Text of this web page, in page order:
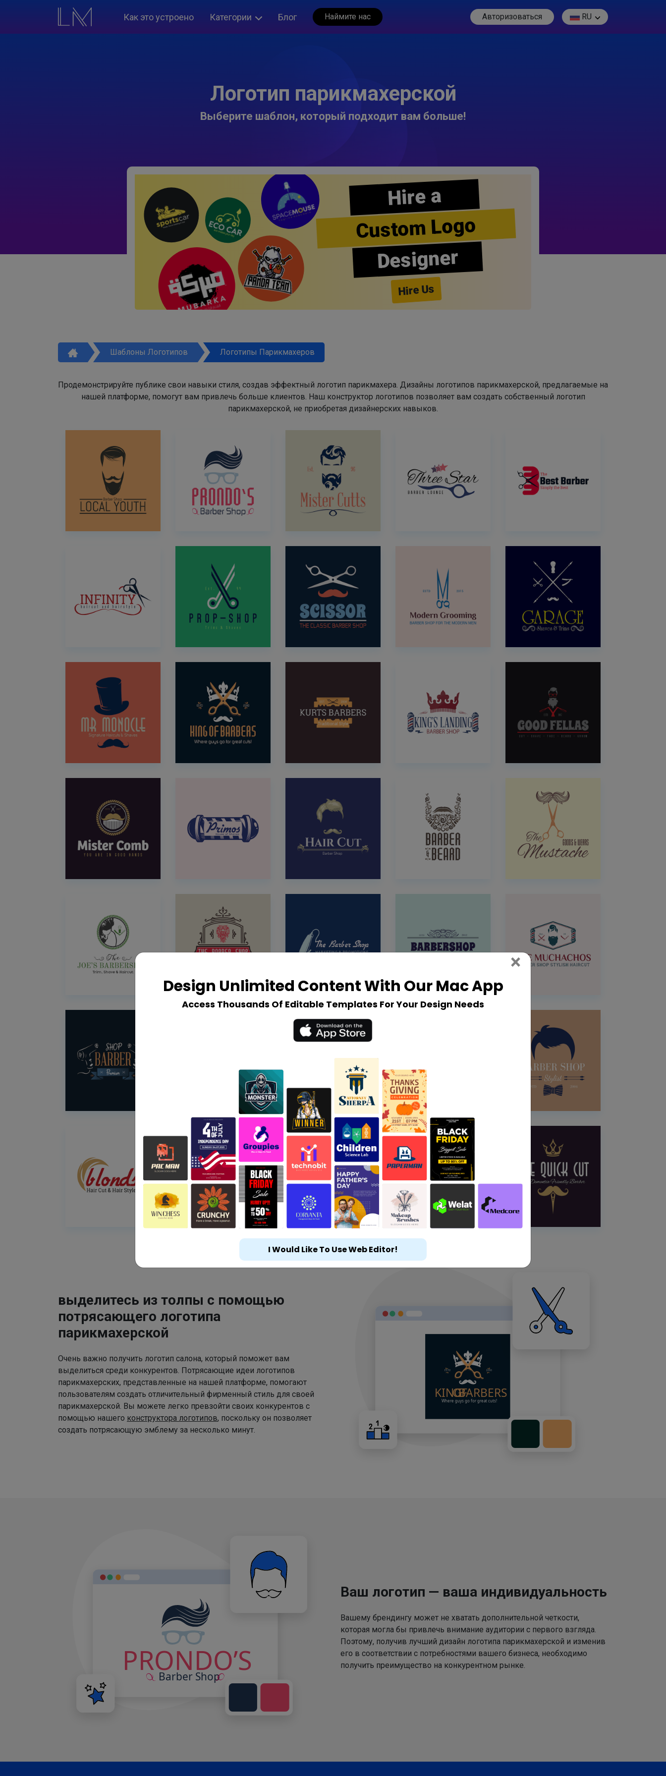
Как это устроено Категории Блог Наймите нас Авторизоваться RU
Логотип парикмахерской
Выберите шаблон, который подходит вам больше!
Hire a
Custom Logo
Designer
Hire Us
Шаблоны Логотипов Логотипы Парикмахеров
Продемонстрируйте публике свои навыки стиля, создав эффектный логотип парикмахера. Дизайны логотипов парикмахерской, предлагаемые на
нашей платформе, помогут вам привлечь больше клиентов. Наш конструктор логотипов позволяет вам создать собственный логотип
парикмахерской, не приобретая дизайнерских навыков.
выделитесь из толпы с помощью
потрясающего логотипа
парикмахерской
Очень важно получить логотип салона, который поможет вам
выделиться среди конкурентов. Потрясающие идеи логотипов
парикмахерских, представленные на нашей платформе, помогают
пользователям создать отличительный фирменный стиль для своей
парикмахерской. Вы можете легко превзойти своих конкурентов с
помощью нашего конструктора логотипов, поскольку он позволяет
создать потрясающую эмблему за несколько минут.
Ваш логотип — ваша индивидуальность
Вашему брендингу может не хватать дополнительной четкости,
которая могла бы привлечь внимание аудитории с первого взгляда.
Поэтому, получив лучший дизайн логотипа парикмахерской и изменив
его в соответствии с потребностями вашего бизнеса, необходимо
получить преимущество на конкурентном рынке.
Design Unlimited Content With Our Mac App
Access Thousands Of Editable Templates For Your Design Needs
× Close
I Would Like To Use Web Editor!